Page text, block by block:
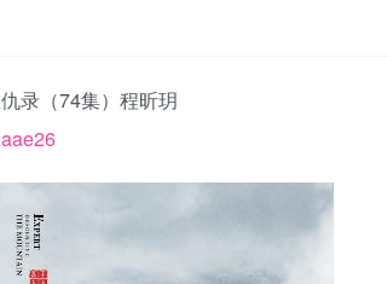
录（74集）程昕玥